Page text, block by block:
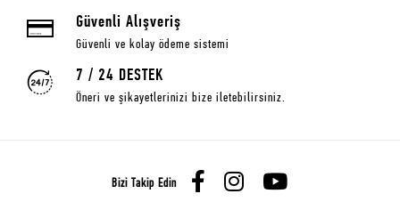
Güvenli Alışveriş
Güvenli ve kolay ödeme sistemi
7 / 24 DESTEK
Öneri ve şikayetlerinizi bize iletebilirsiniz.
Bizi Takip Edin